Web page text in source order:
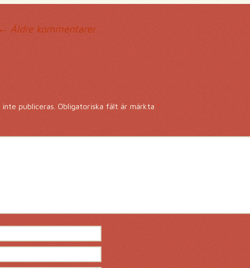
Äldre kommentarer
inte publiceras. Obligatoriska fält är märkta*